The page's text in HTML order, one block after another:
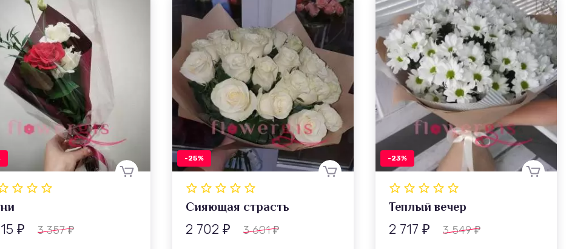
₽ 3 357₽
-25%
Сияющая страсть
2 702 ₽ 3 601₽
-23%
Теплый вечер
2 717 ₽ 3 549₽